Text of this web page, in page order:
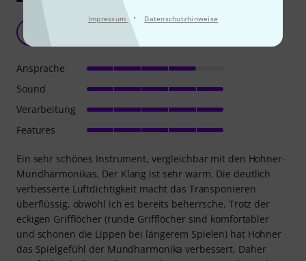
Impressum · Datenschutzhinweise
Amadeus
Serge465 05.01.2013
Ein sehr schönes Instrument, vergleichbar mit den Hohner-
Mundharmonikas. Der Klang ist sehr warm. Die deutlich
verbesserte Luftdichtigkeit macht das Transponieren
überflüssig, obwohl ich es bereits beherrsche. Trotz der
eckigen Grifflöcher (runde Grifflöcher sind komfortabler
und schonen die Lippen bei längerem Spielen) hat Hohner
das Spielgefühl der Mundharmonika verbessert. Daher
Ansprache
Sound
Verarbeitung
Features